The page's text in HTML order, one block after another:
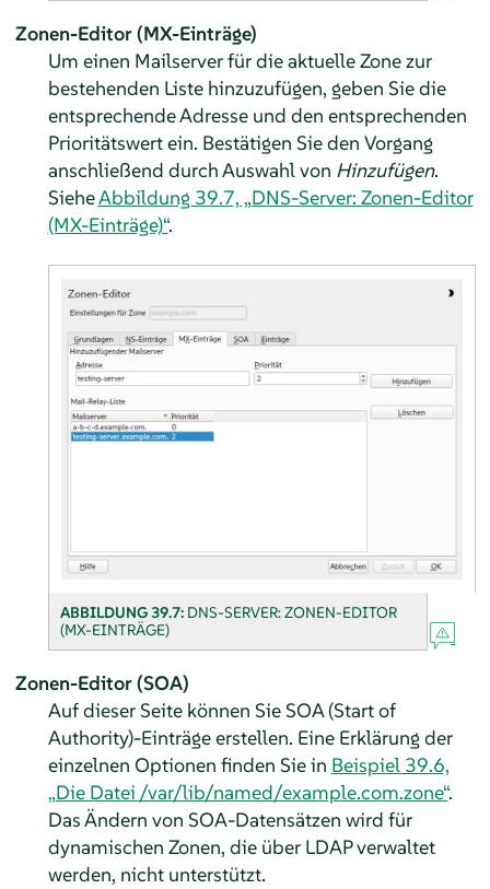
Zonen-Editor (MX-Einträge)
Um einen Mailserver für die aktuelle Zone zur
bestehenden Liste hinzuzufügen, geben Sie die
entsprechende Adresse und den entsprechenden
Prioritätswert ein. Bestätigen Sie den Vorgang
anschließend durch Auswahl von Hinzufügen.
SieheAbbildung 39.7, „DNS-Server: Zonen-Editor
(MX-Einträge)“.
ABBILDUNG 39.7: DNS-SERVER: ZONEN-EDITOR
(MX-EINTRÄGE)
Zonen-Editor (SOA)
Auf dieser Seite können Sie SOA (Start of
Authority)-Einträge erstellen. Eine Erklärung der
einzelnen Optionen finden Sie in Beispiel 39.6,
„Die Datei /var/lib/named/example.com.zone“.
Das Ändern von SOA-Datensätzen wird für
dynamischen Zonen, die über LDAP verwaltet
werden, nicht unterstützt.